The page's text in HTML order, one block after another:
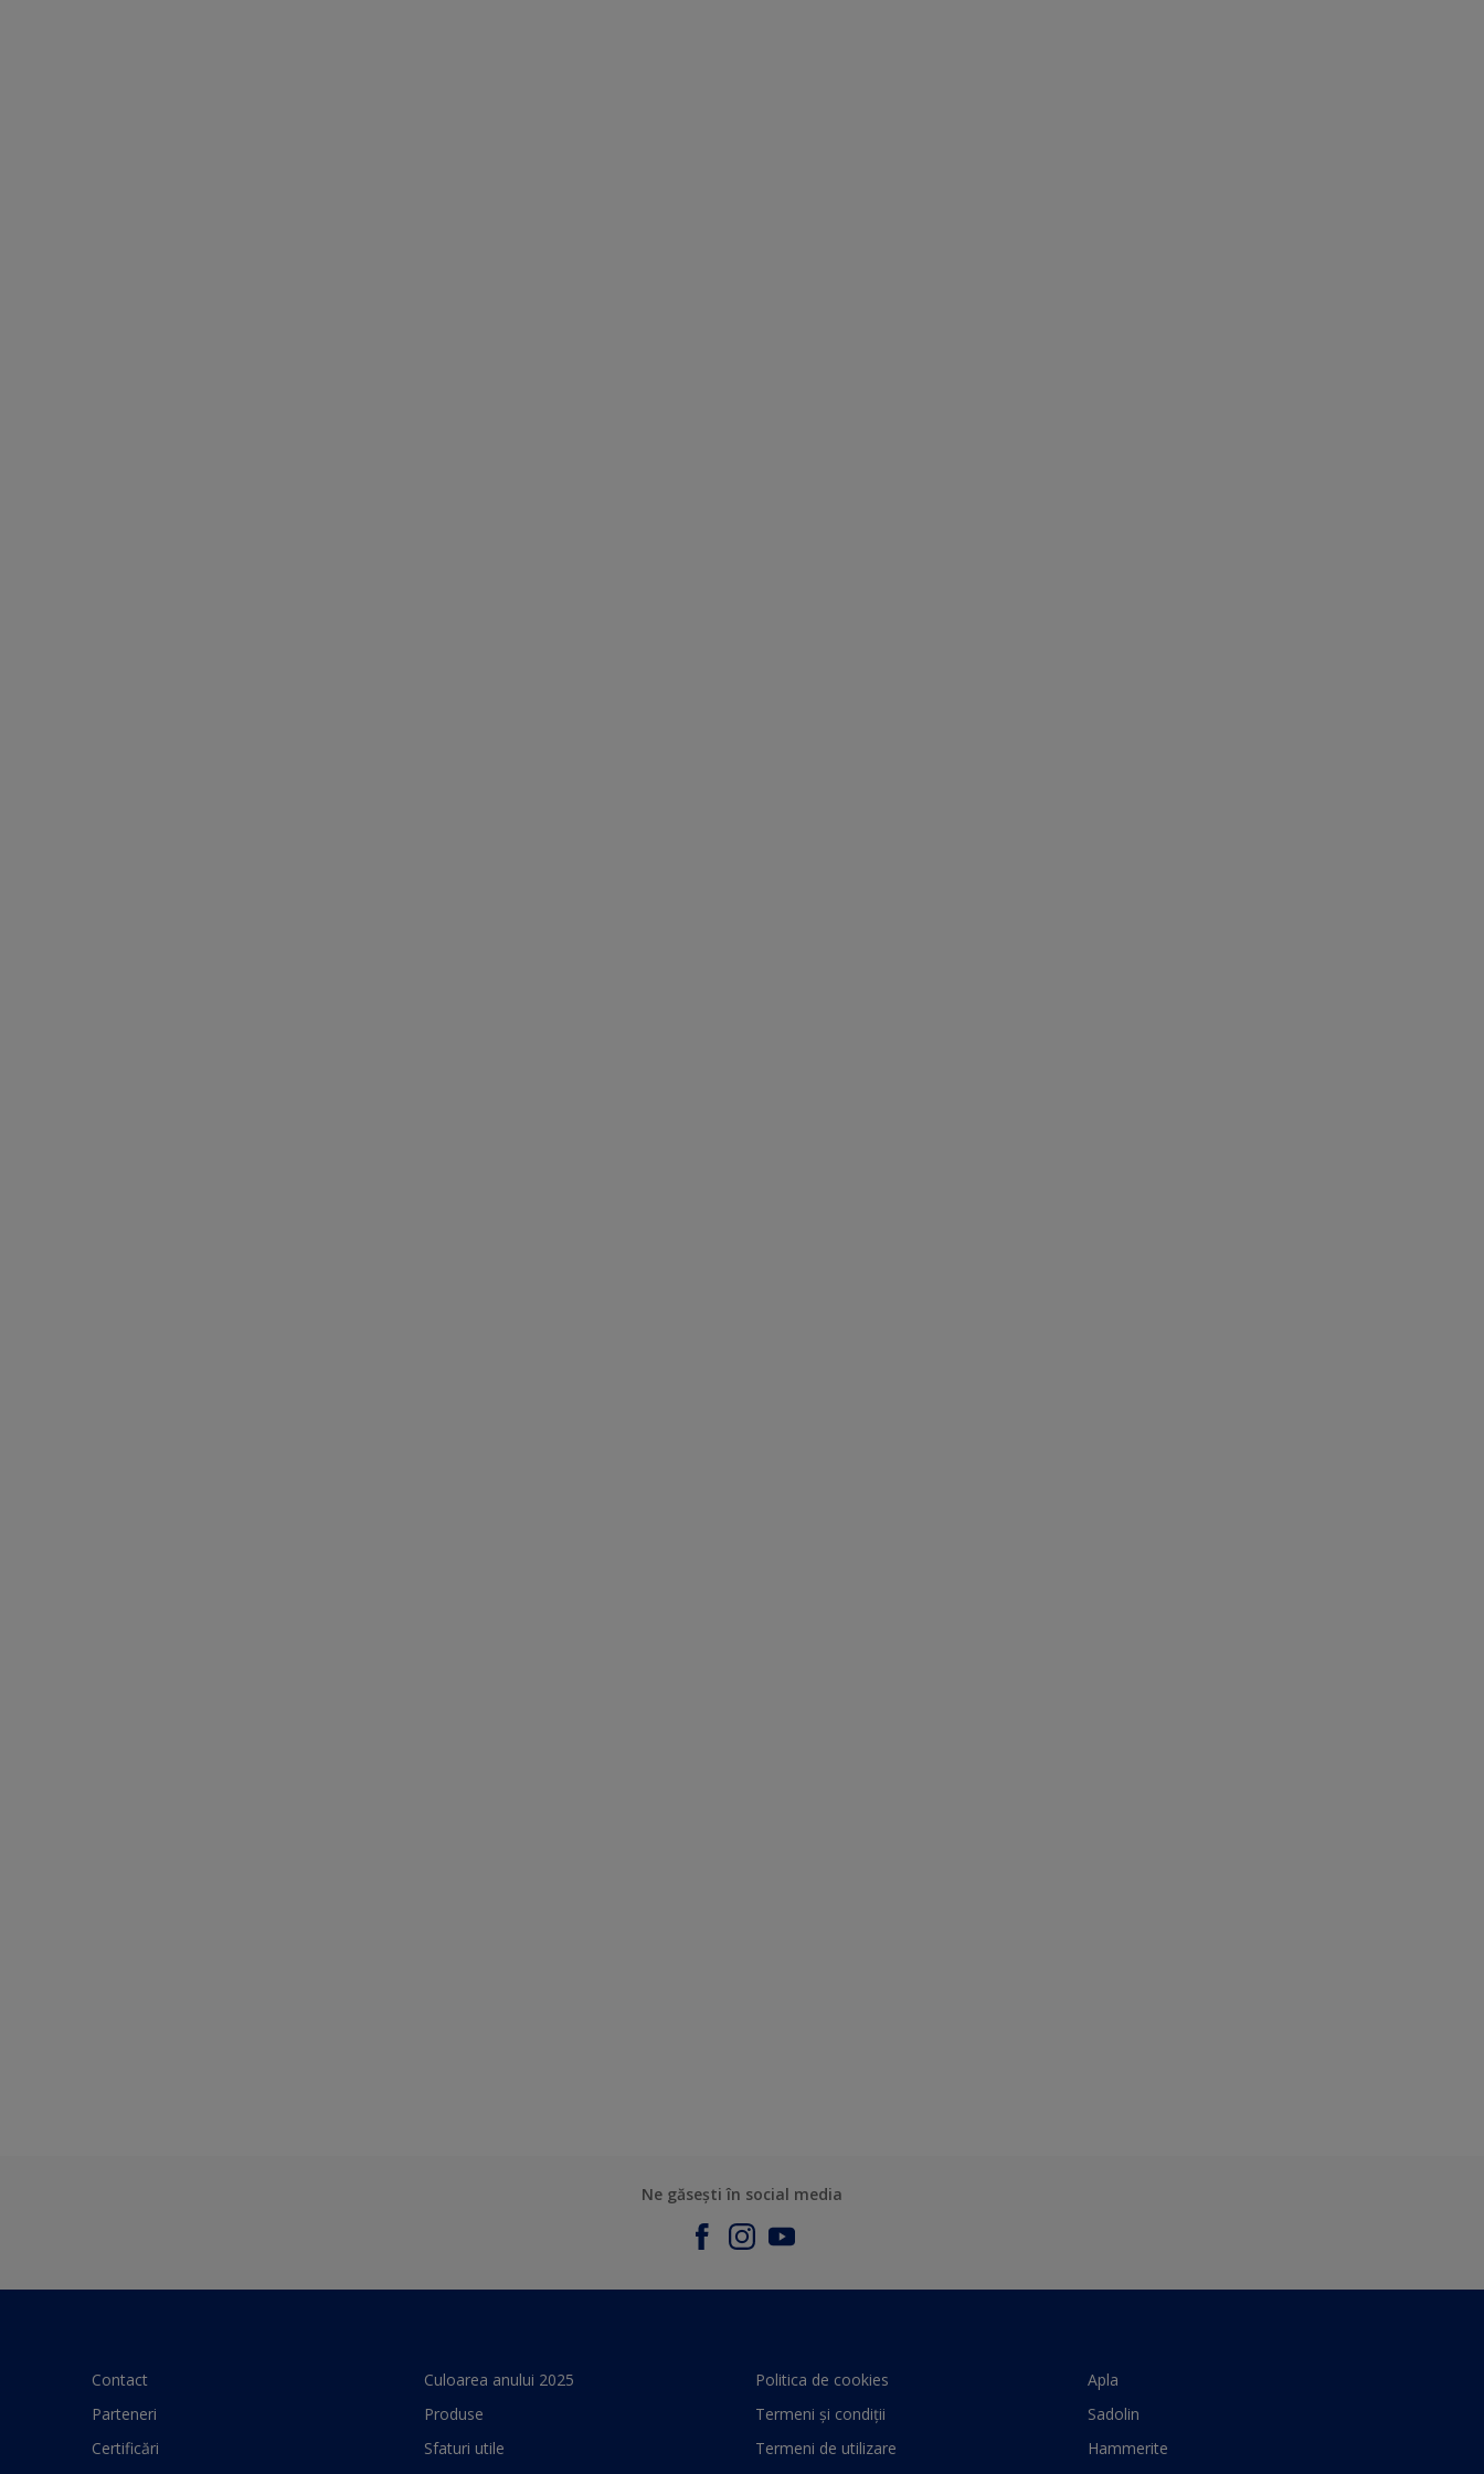
Ne găsești în social media
Contact
Parteneri
Certificări
Culoarea anului 2025
Produse
Sfaturi utile
Politica de cookies
Termeni și condiții
Termeni de utilizare
Apla
Sadolin
Hammerite